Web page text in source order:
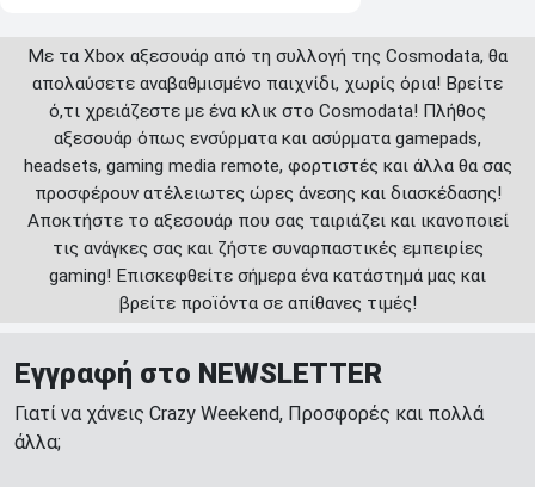
Με τα Xbox αξεσουάρ από τη συλλογή της Cosmodata, θα
απολαύσετε αναβαθμισμένο παιχνίδι, χωρίς όρια! Βρείτε
ό,τι χρειάζεστε με ένα κλικ στο Cosmodata! Πλήθος
αξεσουάρ όπως ενσύρματα και ασύρματα gamepads,
headsets, gaming media remote, φορτιστές και άλλα θα σας
προσφέρουν ατέλειωτες ώρες άνεσης και διασκέδασης!
Αποκτήστε το αξεσουάρ που σας ταιριάζει και ικανοποιεί
τις ανάγκες σας και ζήστε συναρπαστικές εμπειρίες
gaming! Επισκεφθείτε σήμερα ένα κατάστημά μας και
βρείτε προϊόντα σε απίθανες τιμές!
Εγγραφή στο NEWSLETTER
Γιατί να χάνεις Crazy Weekend, Προσφορές και πολλά
άλλα;